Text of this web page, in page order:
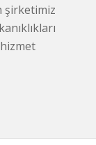
şirketimiz